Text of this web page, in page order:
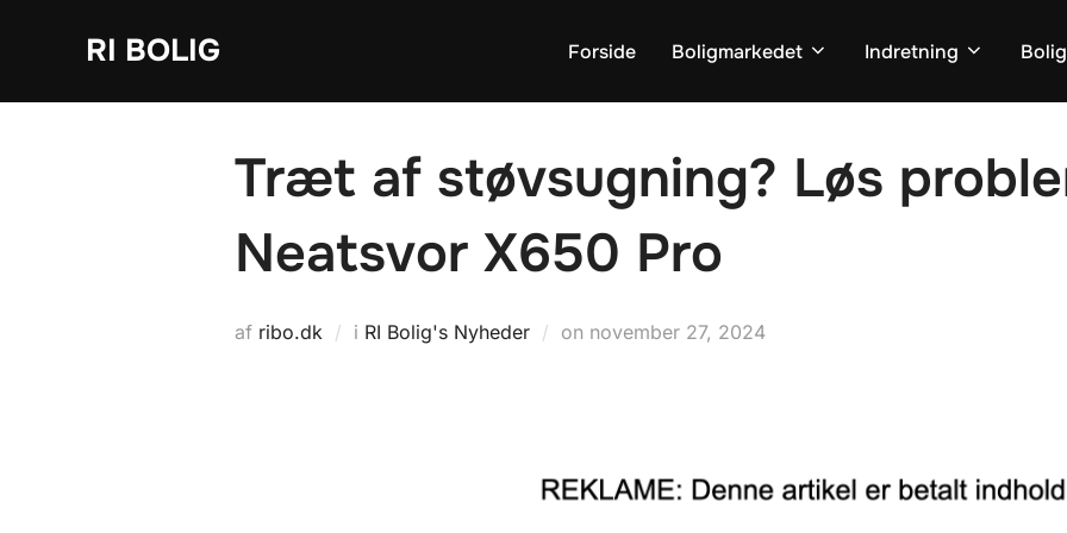
RI BOLIG Forside Boligmarkedet Indretning
Træt af støvsugning? Løs
Neatsvor X650 Pro
af ribo.dk i RI Bolig's Nyheder on Udgivet
november 27, 2024